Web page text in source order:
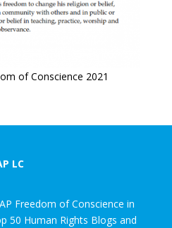
of Conscience 2021
LC
Freedom of Conscience in
50 Human Rights Blogs and